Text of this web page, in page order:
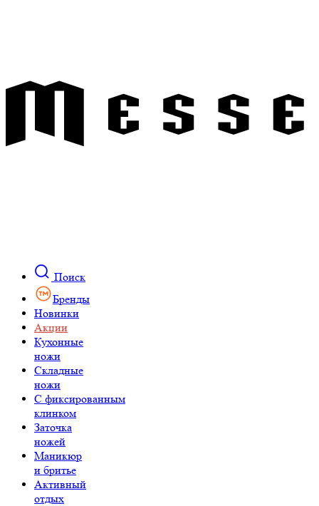
Поиск
Бренды
Новинки
Акции
Кухонные
ножи
Складные
ножи
C фиксированным
клинком
Заточка
ножей
Маникюр
и бритье
Активный
отдых